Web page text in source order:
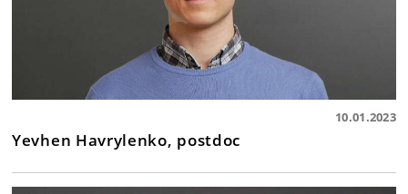
10.01.2023
Yevhen Havrylenko, postdoc